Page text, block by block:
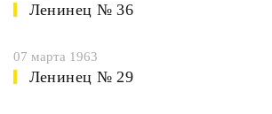
Ленинец № 36
07 марта 1963
Ленинец № 29